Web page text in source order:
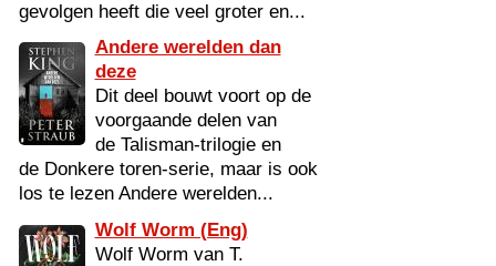
gevolgen heeft die veel groter en...
Andere werelden dan
deze
Dit deel bouwt voort op de
voorgaande delen van
de Talisman-trilogie en
de Donkere toren-serie, maar is ook
los te lezen Andere werelden...
Wolf Worm (Eng)
Wolf Worm van T.